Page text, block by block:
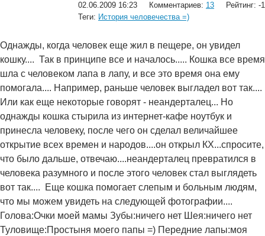
02.06.2009 16:23 Комментариев: 13
Рейтинг: -1
Теги: История человечества =)
Однажды, когда человек еще жил в пещере, он увидел
кошку.... Так в принципе все и началось..... Кошка все время
шла с человеком лапа в лапу, и все это время она ему
помогала.... Например, раньше человек выгладел вот так....
Или как еще некоторые говорят - неандерталец... Но
однажды кошка стырила из интернет-кафе ноутбук и
принесла человеку, после чего он сделал величайшее
открытие всех времен и народов....он открыл КХ...спросите,
что было дальше, отвечаю....неандерталец превратился в
человека разумного и после этого человек стал выглядеть
вот так....
Еще кошка помогает слепым и больным людям,
что мы можем увидеть на следующей фотографии....
Голова:Очки моей мамы Зубы:ничего нет Шея:ничего нет
Туловище:Простыня моего папы =) Передние лапы:моя